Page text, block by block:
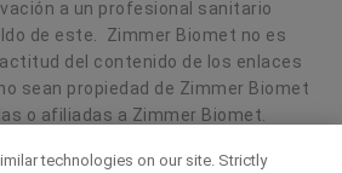
a un profesional sanitario
de este. Zimmer Biomet no es
del contenido de los enlaces
sean propiedad de Zimmer Biomet
o afiliadas a Zimmer Biomet.
en el presente documento está
technologies on our site. Strictly